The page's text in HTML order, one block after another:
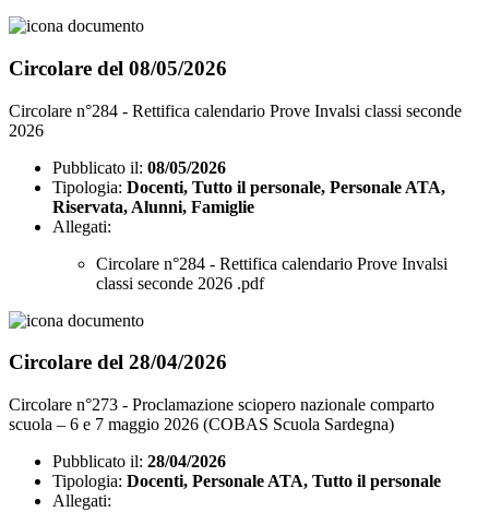
Circolare del 08/05/2026
Circolare n°284 - Rettifica calendario Prove Invalsi classi seconde
2026
Pubblicato il: 08/05/2026
Tipologia: Docenti, Tutto il personale, Personale ATA,
Riservata, Alunni, Famiglie
Allegati:
Circolare n°284 - Rettifica calendario Prove Invalsi
classi seconde 2026 .pdf
Circolare del 28/04/2026
Circolare n°273 - Proclamazione sciopero nazionale comparto
scuola – 6 e 7 maggio 2026 (COBAS Scuola Sardegna)
Pubblicato il: 28/04/2026
Tipologia: Docenti, Personale ATA, Tutto il personale
Allegati: